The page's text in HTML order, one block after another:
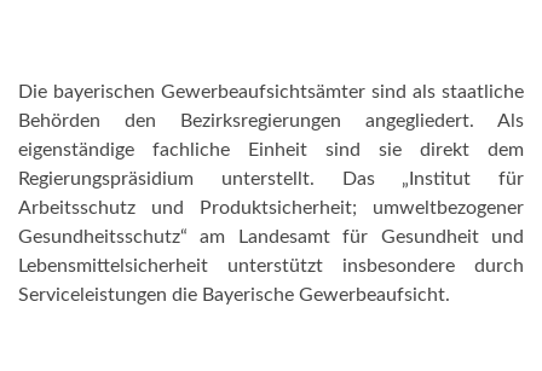
Die bayerischen Gewerbeaufsichtsämter sind als staatliche
Behörden den Bezirksregierungen angegliedert. Als
eigenständige fachliche Einheit sind sie direkt dem
Regierungspräsidium unterstellt. Das „Institut für
Arbeitsschutz und Produktsicherheit; umweltbezogener
Gesundheitsschutz“ am Landesamt für Gesundheit und
Lebensmittelsicherheit unterstützt insbesondere durch
Serviceleistungen die Bayerische Gewerbeaufsicht.